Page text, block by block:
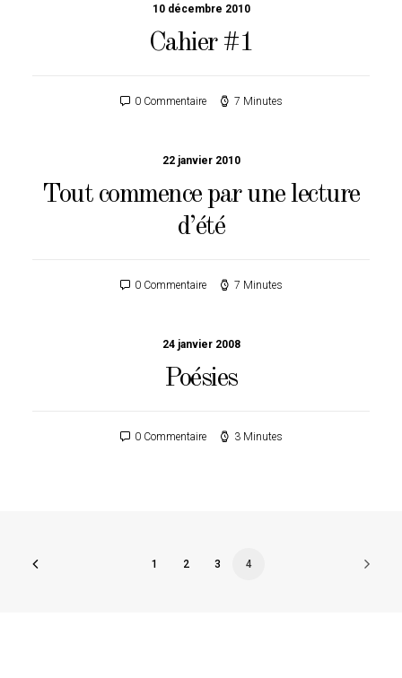
10 décembre 2010
Cahier #1
0 Commentaire 7 Minutes
22 janvier 2010
Tout commence par une lecture
d’été
0 Commentaire 7 Minutes
24 janvier 2008
Poésies
0 Commentaire 3 Minutes
1 2 3 4